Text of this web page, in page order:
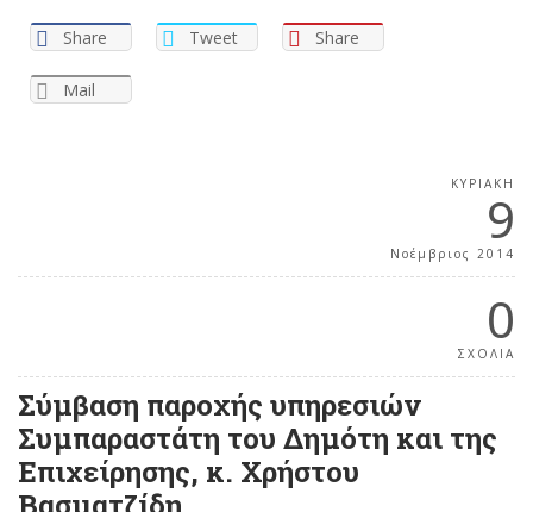
Share Tweet Share
Mail
ΚΥΡΙΑΚΉ
9
Νοέμβριος 2014
0
ΣΧΟΛΙΑ
Σύμβαση παροχής υπηρεσιών
Συμπαραστάτη του Δημότη και της
Επιχείρησης, κ. Χρήστου